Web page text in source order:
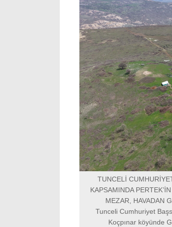
TUNCELİ
KAPSAMINDA
MEZAR, HAVADAN
Tunceli Cumhuriyet
Koçpınar köyünde